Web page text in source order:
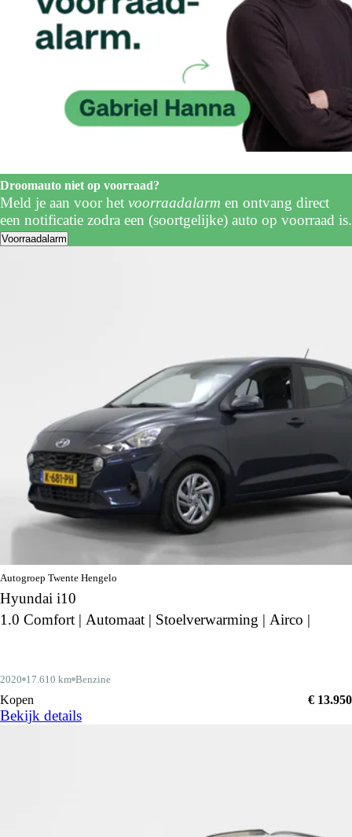
Droomauto niet op voorraad?
Meld je aan voor het voorraadalarm en ontvang direct
een notificatie zodra een (soortgelijke) auto op voorraad is.
Voorraadalarm
Autogroep Twente Hengelo
Hyundai i10
1.0 Comfort | Automaat | Stoelverwarming | Airco |
2020 17.610 km Benzine
Kopen € 13.950
Bekijk details